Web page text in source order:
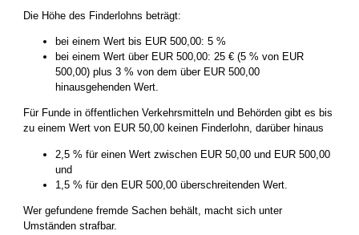
Die Höhe des Finderlohns beträgt:
bei einem Wert bis EUR 500,00: 5 %
bei einem Wert über EUR 500,00: 25 € (5 % von EUR
500,00) plus 3 % von dem über EUR 500,00
hinausgehenden Wert.
Für Funde in öffentlichen Verkehrsmitteln und Behörden gibt es bis
zu einem Wert von EUR 50,00 keinen Finderlohn, darüber hinaus
2,5 % für einen Wert zwischen EUR 50,00 und EUR 500,00
und
1,5 % für den EUR 500,00 überschreitenden Wert.
Wer gefundene fremde Sachen behält, macht sich unter
Umständen strafbar.